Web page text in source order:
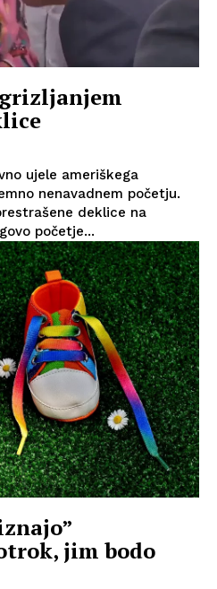
ujele ameriškega
nenavadnem početju.
deklice na
početje...
jim bodo